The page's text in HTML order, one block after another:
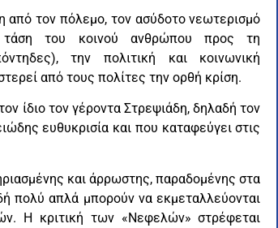
από τον πόλεμο, τον ασύδοτο νεωτερισμό
του κοινού ανθρώπου προς τη
την πολιτική και κοινωνική
από τους πολίτες την ορθή κρίση.
ίδιο τον γέροντα Στρεψιάδη, δηλαδή τον
ευθυκρισία και που καταφεύγει στις
και άρρωστης, παραδομένης στα
πολύ απλά μπορούν να εκμεταλλεύονται
Η κριτική των «Νεφελών» στρέφεται